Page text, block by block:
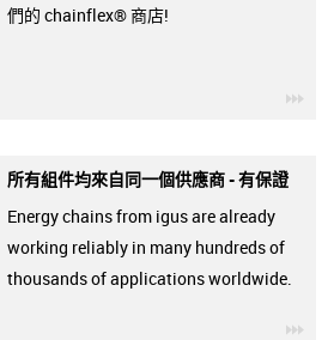
們的 chainflex® 商店!
所有組件均來自同一個供應商 - 有保證
Energy chains from igus are already
working reliably in many hundreds of
thousands of applications worldwide.